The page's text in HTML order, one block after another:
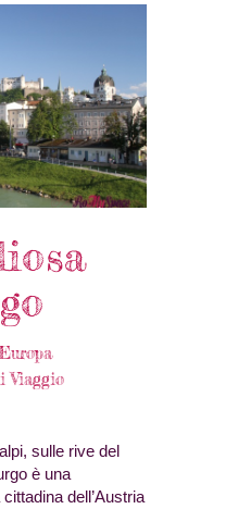
Europa
Viaggio
sulle rive del
è una
dell’Austria